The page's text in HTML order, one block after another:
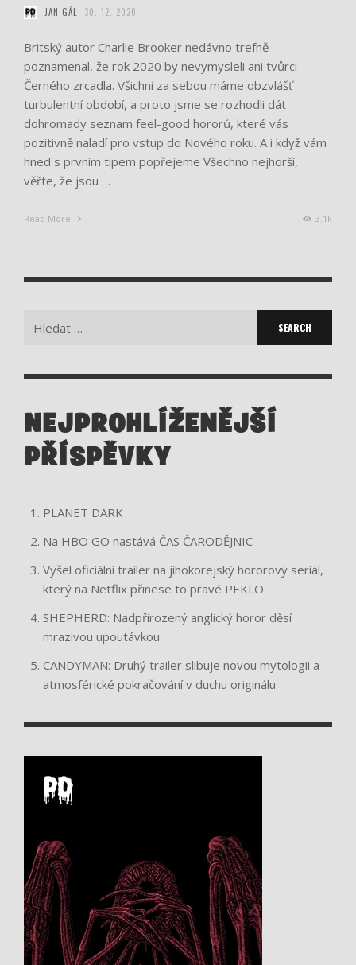
JAN GÁL 30. 12. 2020
Britský autor Charlie Brooker nedávno trefně
poznamenal, že rok 2020 by nevymysleli ani tvůrci
Černého zrcadla. Všichni za sebou máme obzvlášť
turbulentní období, a proto jsme se rozhodli dát
dohromady seznam feel-good hororů, které vás
pozitivně naladí pro vstup do Nového roku. A i když vám
hned s prvním tipem popřejeme Všechno nejhorší,
věřte, že jsou …
Read More 3.1k
NEJPROHLÍŽENĚJŠÍ
PŘÍSPĚVKY
PLANET DARK
Na HBO GO nastává ČAS ČARODĚJNIC
Vyšel oficiální trailer na jihokorejský hororový seriál,
který na Netflix přinese to pravé PEKLO
SHEPHERD: Nadpřirozený anglický horor děsí
mrazivou upoutávkou
CANDYMAN: Druhý trailer slibuje novou mytologii a
atmosférické pokračování v duchu originálu